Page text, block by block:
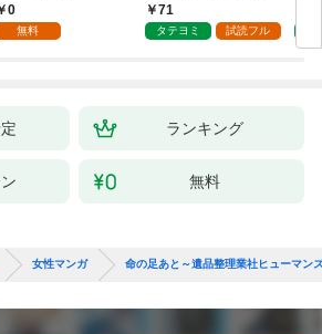
0
無料
71
タテヨミ 試読フル
ランキング
無料
女性マンガ 命の足あと～遺品整理業社ヒューマン